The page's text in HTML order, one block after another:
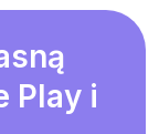
Play i